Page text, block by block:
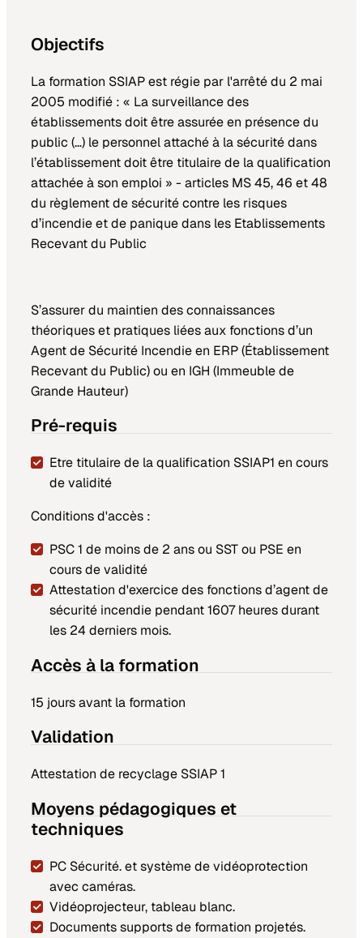
Objectifs
La formation SSIAP est régie par l'arrêté du 2 mai
2005 modifié : « La surveillance des
établissements doit être assurée en présence du
public (…) le personnel attaché à la sécurité dans
l’établissement doit être titulaire de la qualification
attachée à son emploi » - articles MS 45, 46 et 48
du règlement de sécurité contre les risques
d’incendie et de panique dans les Etablissements
Recevant du Public
S’assurer du maintien des connaissances
théoriques et pratiques liées aux fonctions d’un
Agent de Sécurité Incendie en ERP (Établissement
Recevant du Public) ou en IGH (Immeuble de
Grande Hauteur)
Pré-requis
Etre titulaire de la qualification SSIAP1 en cours
de validité
Conditions d'accès :
PSC 1 de moins de 2 ans ou SST ou PSE en
cours de validité
Attestation d'exercice des fonctions d’agent de
sécurité incendie pendant 1607 heures durant
les 24 derniers mois.
Accès à la formation
15 jours avant la formation
Validation
Attestation de recyclage SSIAP 1
Moyens pédagogiques et
techniques
PC Sécurité. et système de vidéoprotection
avec caméras.
Vidéoprojecteur, tableau blanc.
Documents supports de formation projetés.